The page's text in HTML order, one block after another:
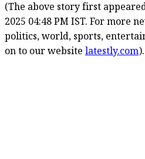
(The above story first
2025 04:48 PM IST. For more
politics, world, sports,
on to our website latestly.com).